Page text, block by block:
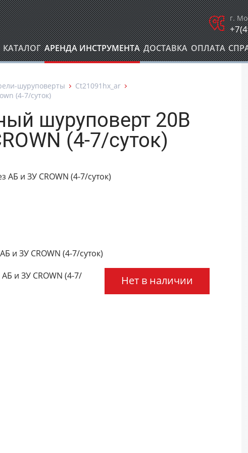
г.
КАТАЛОГ АРЕНДА ИНСТРУМЕНТА ДОСТАВКА ОПЛАТА
шуруповерты
Ct21091hx_ar
(4-7/суток)
шуруповерт 20В
(4-7/суток)
и ЗУ CROWN (4-7/суток)
и ЗУ CROWN (4-7/
Нет в наличии